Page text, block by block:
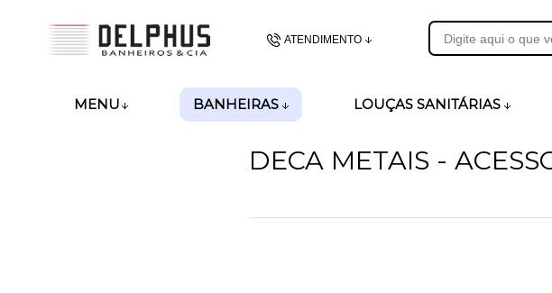
ATENDIMENTO
(48)99989-8028
gerencia@delphusbanheirosecia.com.br
MENU BANHEIRAS LOUÇAS SANITÁRIAS
DECA METAIS -